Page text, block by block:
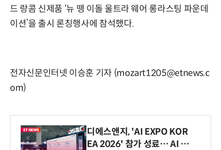
드 랑콤 신제품 ‘뉴 뗑 이돌 울트라 웨어 롱라스팅 파운데
이션’을 출시 론칭행사에 참석했다.
전자신문인터넷 이승훈 기자 (mozart1205@etnews.c
om)
디에스앤지, 'AI EXPO KOR
EA 2026' 참가 성료… AI 전